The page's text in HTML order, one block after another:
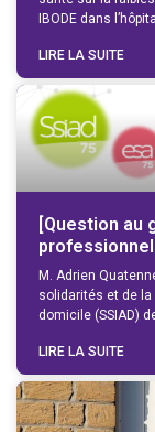
IBODE dans l’hôpital
LIRE LA SUITE
[Question au
M. Adrien
solidarités et de
domicile (SSIAD)
LIRE LA SUITE